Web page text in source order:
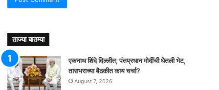
ताज्या बातम्या
एकनाथ शिंदे दिल्लीत; पंतप्रधान मोदींची घेतली भेट,
तासभराच्या बैठकीत काय चर्चा?
August 7, 2026